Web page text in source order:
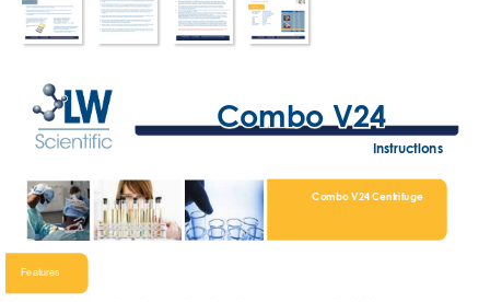
Instructions
Combo V24
Combo V24 Centrifuge
Features